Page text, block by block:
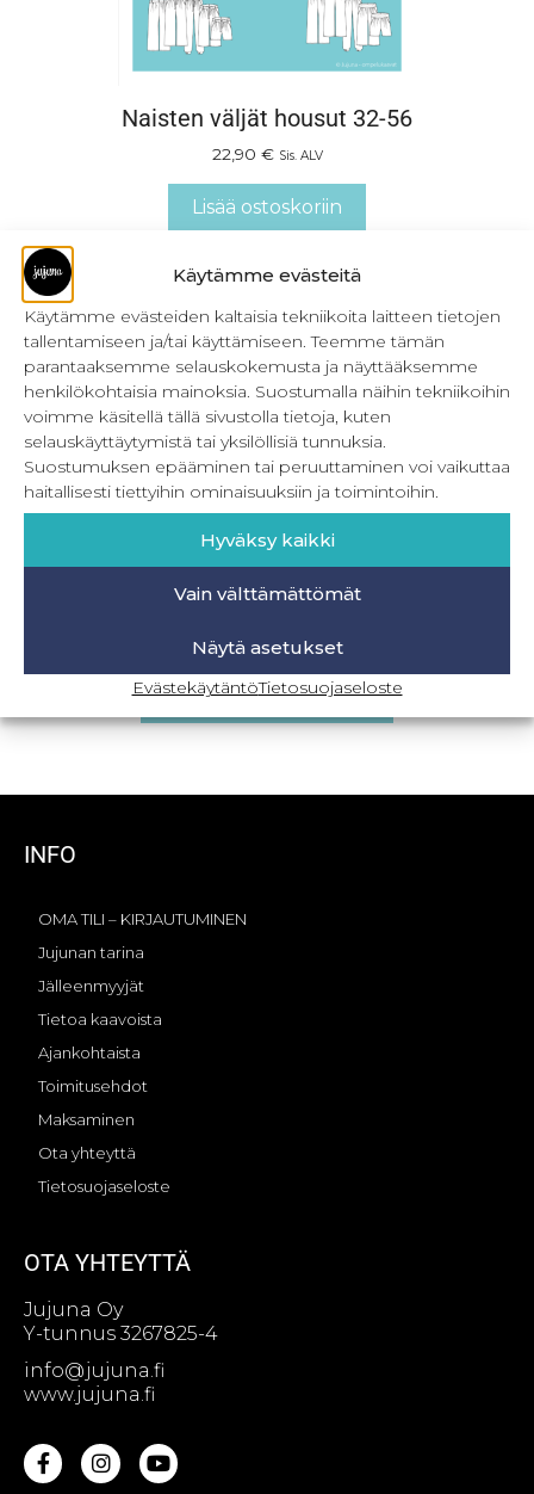
Käytämme evästeitä
Käytämme evästeiden kaltaisia tekniikoita laitteen tietojen
tallentamiseen ja/tai käyttämiseen. Teemme tämän
parantaaksemme selauskokemusta ja näyttääksemme
henkilökohtaisia mainoksia. Suostumalla näihin tekniikoihin
voimme käsitellä tällä sivustolla tietoja, kuten
selauskäyttäytymistä tai yksilöllisiä tunnuksia.
Suostumuksen epääminen tai peruuttaminen voi vaikuttaa
haitallisesti tiettyihin ominaisuuksiin ja toimintoihin.
Hyväksy kaikki
Vain välttämättömät
Näytä asetukset
EvästekäytäntöTietosuojaseloste
Naisten väljät housut 32-56
22,90 € Sis. ALV
Lisää ostoskoriin
PDF Naisten väljät housut 32-56
8,90€ – 19,90€ Sis. ALV
Valitse vaihtoehdoista
INFO
OMA TILI – KIRJAUTUMINEN
Jujunan tarina
Jälleenmyyjät
Tietoa kaavoista
Ajankohtaista
Toimitusehdot
Maksaminen
Ota yhteyttä
Tietosuojaseloste
OTA YHTEYTTÄ
Jujuna Oy
Y-tunnus 3267825-4
info@jujuna.fi
www.jujuna.fi